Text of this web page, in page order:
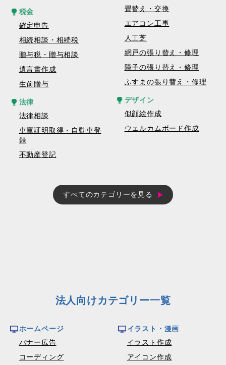
税金
確定申告
相続相談・相続税
贈与税・贈与相談
遺言書作成
生前贈与
法律
法律相談
車庫証明取得・自動車登
録
不動産登記
畳替え・交換
エアコン工事
人工芝
網戸の張り替え・修理
障子の張り替え・修理
ふすまの張り替え・修理
デザイン
似顔絵作成
ウェルカムボード作成
すべてのカテゴリーを見る
法人向けカテゴリー一覧
ホームページ
バナー広告
コーディング
イラスト・漫画
イラスト作成
アイコン作成